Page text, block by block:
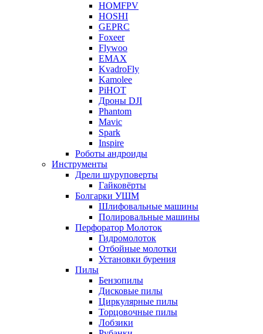
HOMFPV
HOSHI
GEPRC
Foxeer
Flywoo
EMAX
KvadroFly
Kamolee
PiHOT
Дроны DJI
Phantom
Mavic
Spark
Inspire
Роботы андроиды
Инструменты
Дрели шуруповерты
Гайковёрты
Болгарки УШМ
Шлифовальные машины
Полировальные машины
Перфоратор Молоток
Гидромолоток
Отбойные молотки
Установки бурения
Пилы
Бензопилы
Дисковые пилы
Циркулярные пилы
Торцовочные пилы
Лобзики